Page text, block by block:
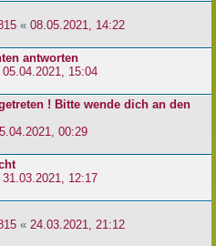
« 08.05.2021, 14:22
antworten
05.04.2021, 15:04
! Bitte wende dich an den
00:29
31.03.2021, 12:17
« 24.03.2021, 21:12